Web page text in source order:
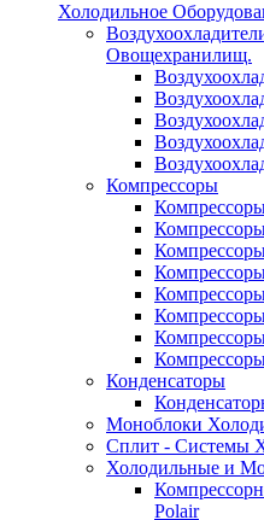
Холодильное
Овощехранилищ.
Компрессоры
Конденсаторы
Моноблоки
Сплит - Системы
Холодильные и
Polair